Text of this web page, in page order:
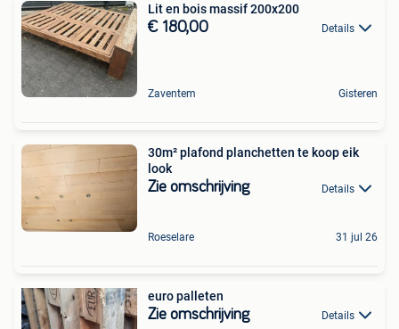
Lit en bois massif 200x200
€ 180,00 Details
Zaventem Gisteren
30m² plafond planchetten te koop eik
look
Zie omschrijving Details
Roeselare 31 jul 26
euro palleten
Zie omschrijving Details